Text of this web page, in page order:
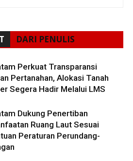
DARI PENULIS
Perkuat Transparansi
Pertanahan, Alokasi Tanah
Segera Hadir Melalui LMS
Dukung Penertiban
Ruang Laut Sesuai
Peraturan Perundang-